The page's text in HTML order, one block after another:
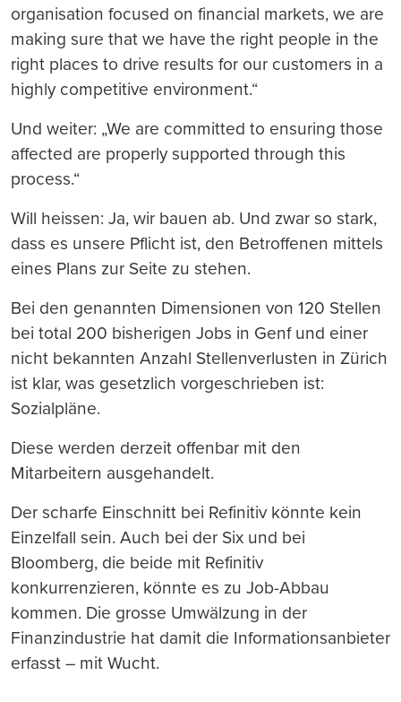
organisation focused on financial markets, we are
making sure that we have the right people in the
right places to drive results for our customers in a
highly competitive environment.“
Und weiter: „We are committed to ensuring those
affected are properly supported through this
process.“
Will heissen: Ja, wir bauen ab. Und zwar so stark,
dass es unsere Pflicht ist, den Betroffenen mittels
eines Plans zur Seite zu stehen.
Bei den genannten Dimensionen von 120 Stellen
bei total 200 bisherigen Jobs in Genf und einer
nicht bekannten Anzahl Stellenverlusten in Zürich
ist klar, was gesetzlich vorgeschrieben ist:
Sozialpläne.
Diese werden derzeit offenbar mit den
Mitarbeitern ausgehandelt.
Der scharfe Einschnitt bei Refinitiv könnte kein
Einzelfall sein. Auch bei der Six und bei
Bloomberg, die beide mit Refinitiv
konkurrenzieren, könnte es zu Job-Abbau
kommen. Die grosse Umwälzung in der
Finanzindustrie hat damit die Informationsanbieter
erfasst – mit Wucht.